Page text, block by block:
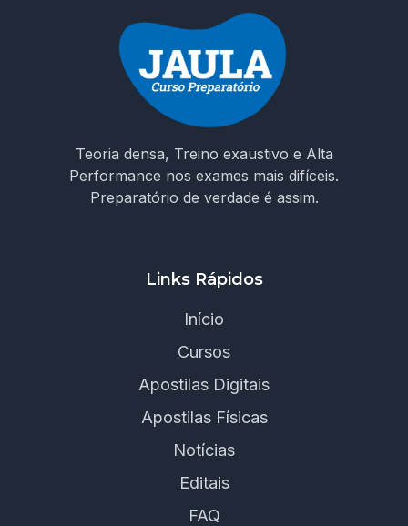
Teoria densa, Treino exaustivo e Alta
Performance nos exames mais difíceis.
Preparatório de verdade é assim.
Links Rápidos
Início
Cursos
Apostilas Digitais
Apostilas Físicas
Notícias
Editais
FAQ